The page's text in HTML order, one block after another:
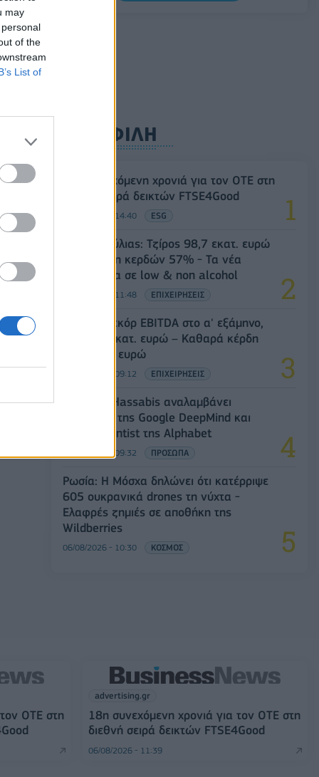
may
of the
List of
ΔΗΜΟΦΙΛΗ
18η συνεχόμενη χρονιά για τον ΟΤΕ στη
διεθνή σειρά δεικτών FTSE4Good
06/08/2026 - 14:40 ESG
Β.Σ. Καρούλιας: Τζίρος 98,7 εκατ. ευρώ
και αύξηση κερδών 57% - Τα νέα
στοιχήματα σε low & non alcohol
06/08/2026 - 11:48 ΕΠΙΧΕΙΡΗΣΕΙΣ
Metlen: Ρεκόρ EBITDA στο α' εξάμηνο,
στα 550 εκατ. ευρώ – Καθαρά κέρδη
313 εκατ. ευρώ
06/08/2026 - 09:12 ΕΠΙΧΕΙΡΗΣΕΙΣ
Ο Demis Hassabis αναλαμβάνει
Πρόεδρος της Google DeepMind και
Chief Scientist της Alphabet
06/08/2026 - 09:32 ΠΡΟΣΩΠΑ
Ρωσία: Η Μόσχα δηλώνει ότι κατέρριψε
605 ουκρανικά drones τη νύχτα -
Ελαφρές ζημιές σε αποθήκη της
Wildberries
06/08/2026 - 10:30 ΚΟΣΜΟΣ
ΟΤΕ στη
advertising.gr
18η συνεχόμενη χρονιά για τον ΟΤΕ στη
διεθνή σειρά δεικτών FTSE4Good
06/08/2026 - 11:39